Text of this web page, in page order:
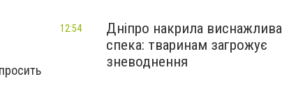
Дніпро накрила виснажлива
спека: тваринам загрожує
зневоднення
12:54